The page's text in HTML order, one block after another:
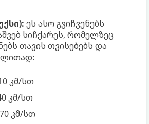
ეს ასო გვიჩვენებს
სიჩქარეს, რომელზეც
თავის თვისებებს და
კმ/სთ
კმ/სთ
კმ/სთ